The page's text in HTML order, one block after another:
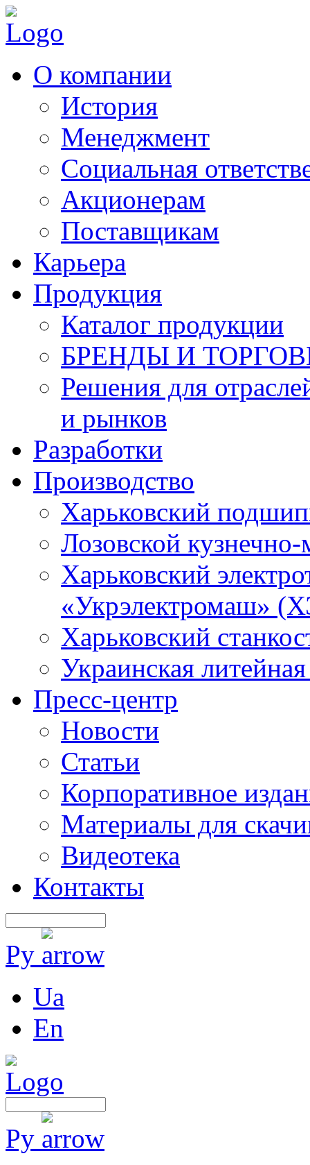
О компании
История
Менеджмент
Социальная
Акционерам
Поставщикам
Карьера
Продукция
Каталог продукции
БРЕНДЫ И
Решения для
и рынков
Разработки
Производство
Харьковский
Лозовской
Харьковский
«Укрэлектромаш»
Харьковский
Украинская
Пресс-центр
Новости
Статьи
Корпоративное
Материалы для
Видеотека
Контакты
Ру
Ua
En
Ру